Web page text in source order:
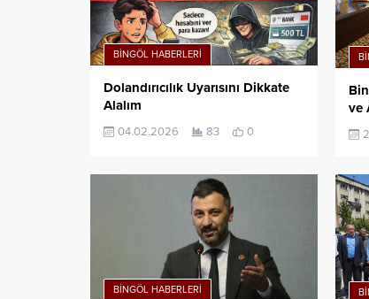
BINGÖL HABERLERI
Dolandırıcılık Uyarısını Dikkate
Alalım
04.02.2026 83 0
ve
BINGÖL HABERLERI